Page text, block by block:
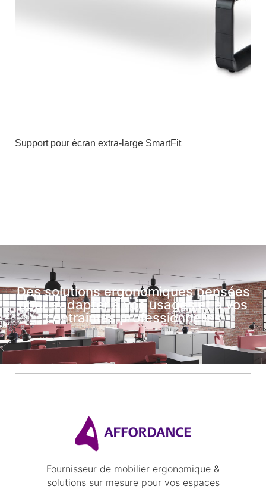
Support pour écran extra-large SmartFit
Des solutions ergonomiques pensées
pour s’adapter à vos usages et à vos
contraintes professionnelles
Fournisseur de mobilier ergonomique &
solutions sur mesure pour vos espaces